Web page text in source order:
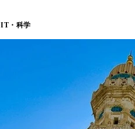
IT・科学